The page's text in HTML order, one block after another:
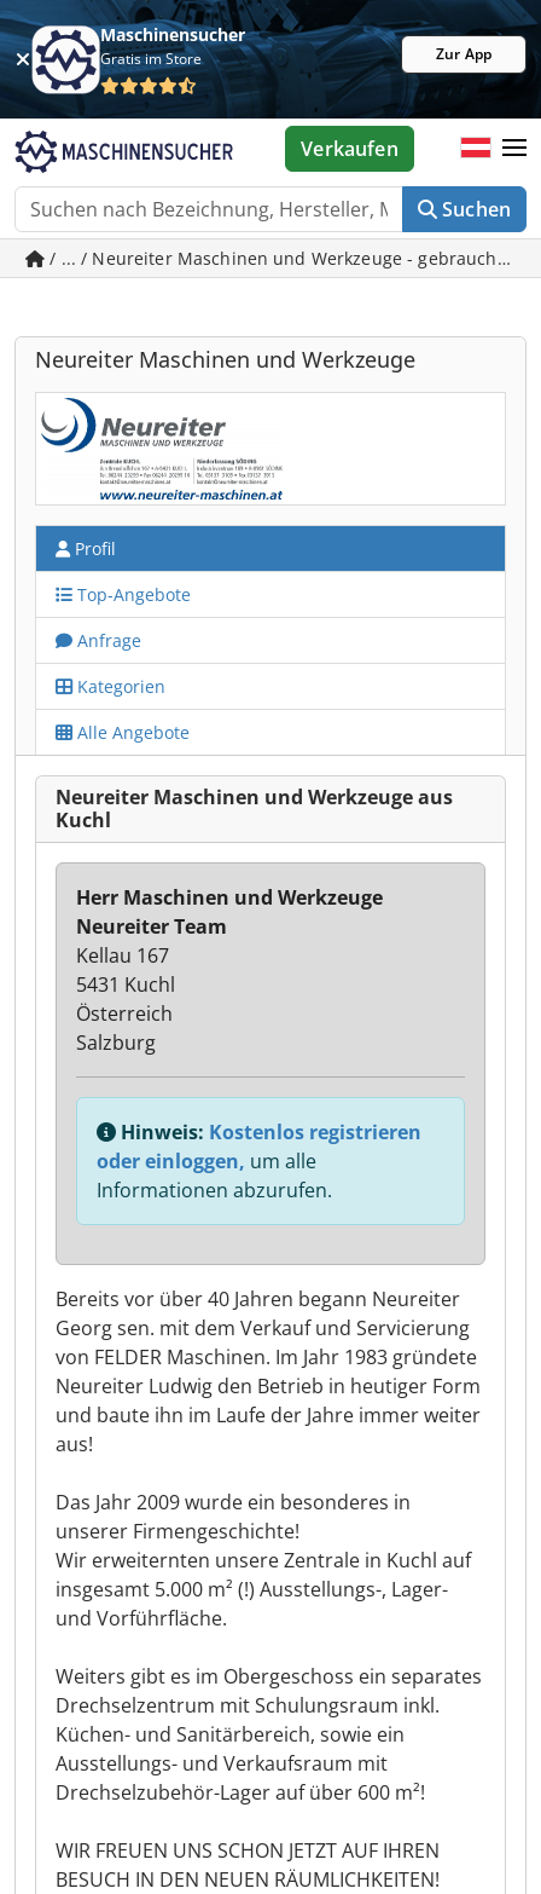
Maschinensucher
Gratis im Store Zur App
Suchen
Verkaufen
/ ... / Neureiter Maschinen und Werkzeuge - gebrauchte
Neureiter Maschinen und Werkzeuge
Profil
Top-Angebote
Anfrage
Kategorien
Alle Angebote
Neureiter Maschinen und Werkzeuge aus
Kuchl
Bereits vor über 40 Jahren begann Neureiter
Georg sen. mit dem Verkauf und Servicierung
von FELDER Maschinen. Im Jahr 1983 gründete
Neureiter Ludwig den Betrieb in heutiger Form
und baute ihn im Laufe der Jahre immer weiter
aus!
Das Jahr 2009 wurde ein besonderes in
unserer Firmengeschichte!
Wir erweiternten unsere Zentrale in Kuchl auf
insgesamt 5.000 m² (!) Ausstellungs-, Lager-
und Vorführfläche.
Weiters gibt es im Obergeschoss ein separates
Drechselzentrum mit Schulungsraum inkl.
Küchen- und Sanitärbereich, sowie ein
Ausstellungs- und Verkaufsraum mit
Drechselzubehör-Lager auf über 600 m²!
WIR FREUEN UNS SCHON JETZT AUF IHREN
BESUCH IN DEN NEUEN RÄUMLICHKEITEN!
Herr Maschinen und Werkzeuge
Neureiter Team
Kellau 167
5431 Kuchl
Österreich
Salzburg
Hinweis: Kostenlos registrieren
oder einloggen, um alle
Informationen abzurufen.